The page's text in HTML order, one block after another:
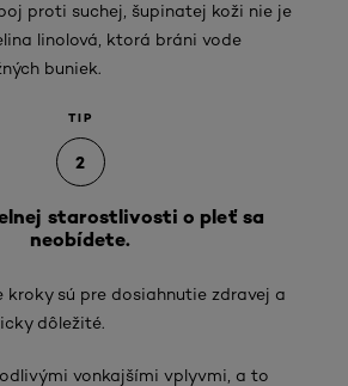
proti suchej, šupinatej koži nie je
linolová, ktorá bráni vode
buniek.
TIP
2
starostlivosti o pleť sa
neobídete.
kroky sú pre dosiahnutie zdravej a
dôležité.
vonkajšími vplyvmi, a to